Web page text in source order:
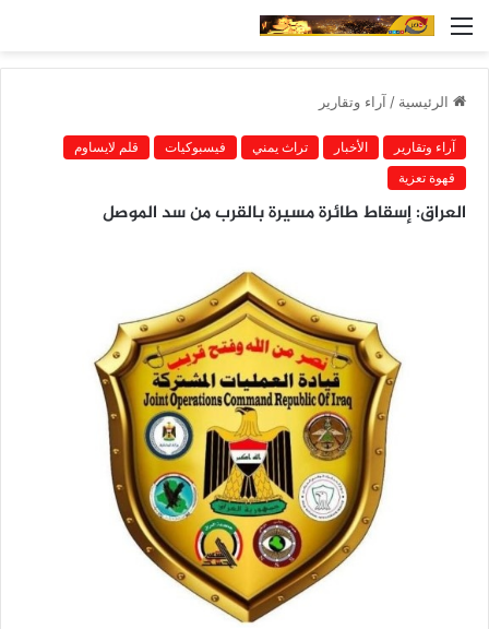
القائمة
الرئيسية / آراء وتقارير
آراء وتقارير الأخبار تراث يمني فيسبوكيات
قلم لايساوم
قهوة تعزية
العراق: إسقاط طائرة مسيرة بالقرب من سد الموصل